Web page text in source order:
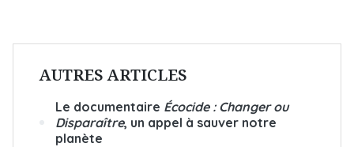
AUTRES ARTICLES
Le documentaire Écocide : Changer ou
Disparaître, un appel à sauver notre
planète